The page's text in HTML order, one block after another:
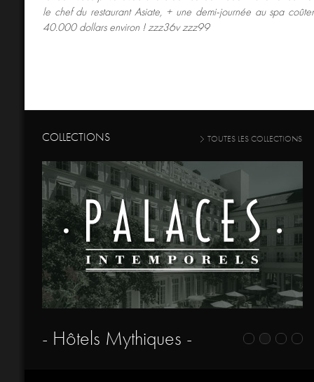
le chef du restaurant Asiate, + une demi-journée au spa
40.000 dollars environ !zzz36v zzz99
COLLECTIONS TOUTES LES COLLECTIONS
- Hôtels Mythiques -